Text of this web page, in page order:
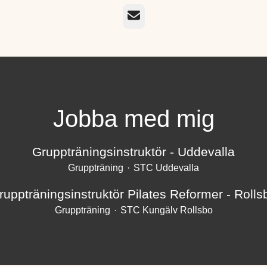
E-post
Jobba med mig
Gruppträningsinstruktör - Uddevalla
Gruppträning · STC Uddevalla
Pilates Reformer -
Gruppträning · STC Kungälv Rollsbo